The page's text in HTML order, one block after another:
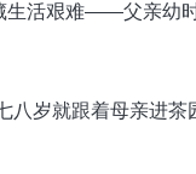
生活艰难——父亲幼
八岁就跟着母亲进